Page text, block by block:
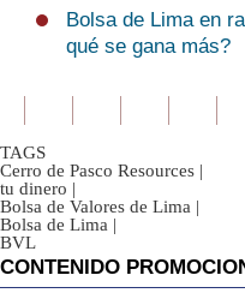
Bolsa de Lima en
qué se gana más?
TAGS
Cerro de Pasco Resources |
tu dinero |
Bolsa de Valores de Lima |
Bolsa de Lima |
BVL